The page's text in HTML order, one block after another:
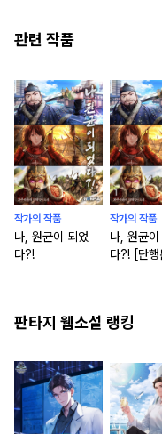
관련 작품
작가의 작품
나, 원균이 되었
다?!
작가의 작품
나, 원균이
다?! [단행
판타지 웹소설 랭킹